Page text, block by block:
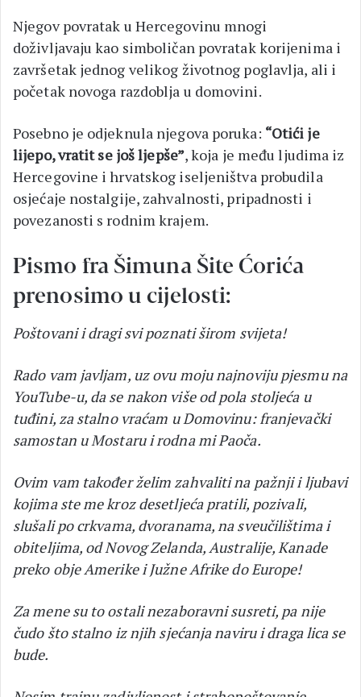
Njegov povratak u Hercegovinu mnogi
doživljavaju kao simboličan povratak korijenima i
završetak jednog velikog životnog poglavlja, ali i
početak novoga razdoblja u domovini.
Posebno je odjeknula njegova poruka: “Otići je
lijepo, vratit se još ljepše”, koja je među ljudima iz
Hercegovine i hrvatskog iseljeništva probudila
osjećaje nostalgije, zahvalnosti, pripadnosti i
povezanosti s rodnim krajem.
Pismo fra Šimuna Šite Ćorića
prenosimo u cijelosti:
Poštovani i dragi svi poznati širom svijeta!
Rado vam javljam, uz ovu moju najnoviju pjesmu na
YouTube-u, da se nakon više od pola stoljeća u
tuđini, za stalno vraćam u Domovinu: franjevački
samostan u Mostaru i rodna mi Paoča.
Ovim vam također želim zahvaliti na pažnji i ljubavi
kojima ste me kroz desetljeća pratili, pozivali,
slušali po crkvama, dvoranama, na sveučilištima i
obiteljima, od Novog Zelanda, Australije, Kanade
preko obje Amerike i Južne Afrike do Europe!
Za mene su to ostali nezaboravni susreti, pa nije
čudo što stalno iz njih sjećanja naviru i draga lica se
bude.